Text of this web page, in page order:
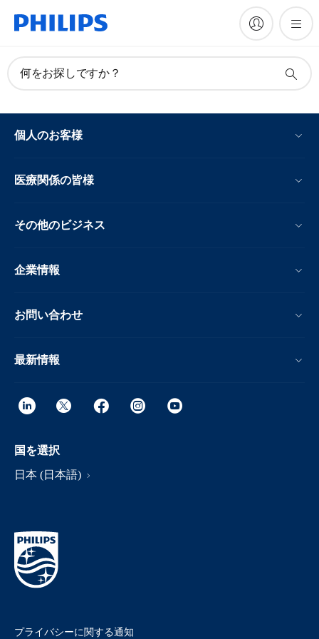
何をお探しですか？
個人のお客様
医療関係の皆様
その他のビジネス
企業情報
お問い合わせ
最新情報
国を選択
日本 (日本語)
プライバシーに関する通知